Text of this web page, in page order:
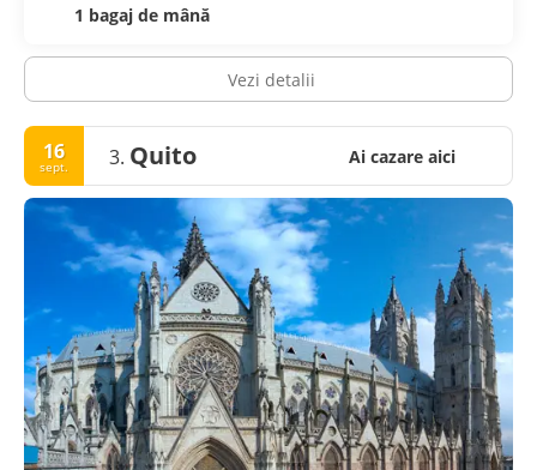
1 bagaj de mână
Vezi detalii
16
sept. 3. Quito Ai cazare aici